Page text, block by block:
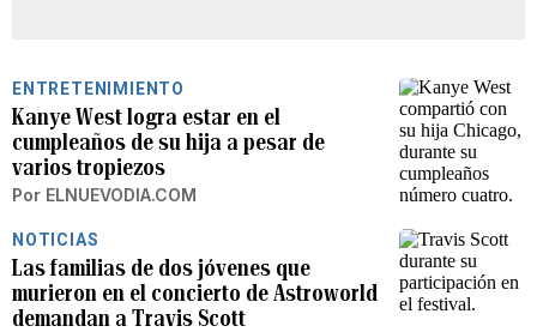
ENTRETENIMIENTO
Kanye West logra estar en el
cumpleaños de su hija a pesar de
varios tropiezos
Por ELNUEVODIA.COM
NOTICIAS
Las familias de dos jóvenes que
murieron en el concierto de Astroworld
demandan a Travis Scott